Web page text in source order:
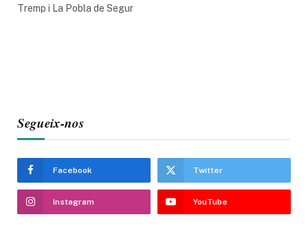
Tremp i La Pobla de Segur
Segueix-nos
Facebook Twitter
Instagram YouTube